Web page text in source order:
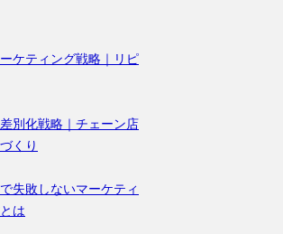
ケティング戦略｜リピ
別化戦略｜チェーン店
くり
失敗しないマーケティ
は